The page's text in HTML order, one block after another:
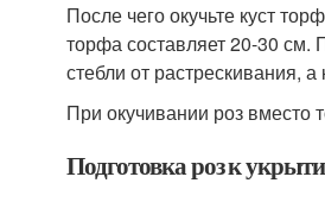
После чего окучьте куст
торфа составляет 20-30 см.
стебли от растрескивания,
При окучивании роз вместо
Подготовка роз к